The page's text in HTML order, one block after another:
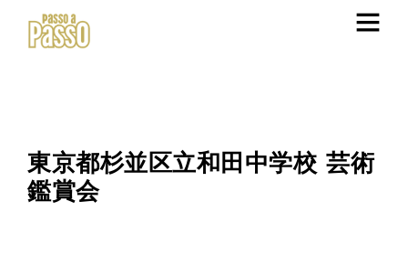
東京都杉並区立和田中学校 芸術
鑑賞会